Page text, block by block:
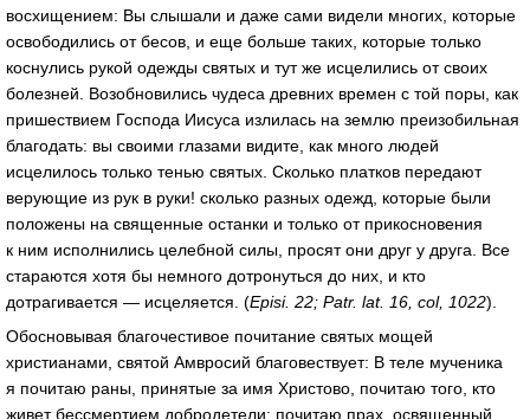
восхищением: Вы слышали и даже сами видели многих, которые
освободились от бесов, и еще больше таких, которые только
коснулись рукой одежды святых и тут же исцелились от своих
болезней. Возобновились чудеса древних времен с той поры, как
пришествием Господа Иисуса излилась на землю преизобильная
благодать: вы своими глазами видите, как много людей
исцелилось только тенью святых. Сколько платков передают
верующие из рук в руки! сколько разных одежд, которые были
положены на священные останки и только от прикосновения
к ним исполнились целебной силы, просят они друг у друга. Все
стараются хотя бы немного дотронуться до них, и кто
дотрагивается — исцеляется. (Episi. 22; Patr. lat. 16, col, 1022).
Обосновывая благочестивое почитание святых мощей
христианами, святой Амвросий благовествует: В теле мученика
я почитаю раны, принятые за имя Христово, почитаю того, кто
живет бессмертием добродетели; почитаю прах, освященный